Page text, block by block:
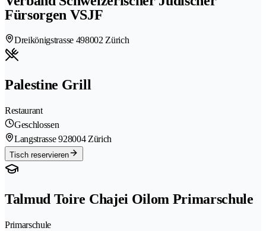
Fürsorgen VSJF
Dreikönigstrasse 498002 Zürich
Palestine Grill
Restaurant
Geschlossen
Langstrasse 928004 Zürich
Tisch reservieren
Talmud Toire Chajei Oilom Primarschule
Primarschule